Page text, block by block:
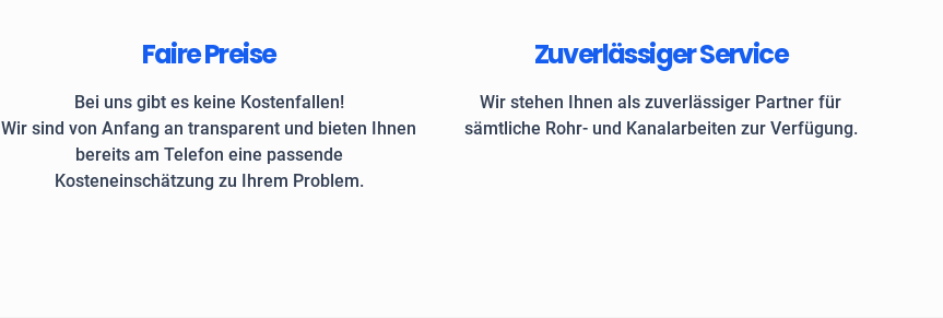
Faire Preise
Bei uns gibt es keine Kostenfallen!
Wir sind von Anfang an transparent und bieten Ihnen
bereits am Telefon eine passende
Kosteneinschätzung zu Ihrem Problem.
Zuverlässiger Service
Wir stehen Ihnen als zuverlässiger Partner für
sämtliche Rohr- und Kanalarbeiten zur Verfügung.